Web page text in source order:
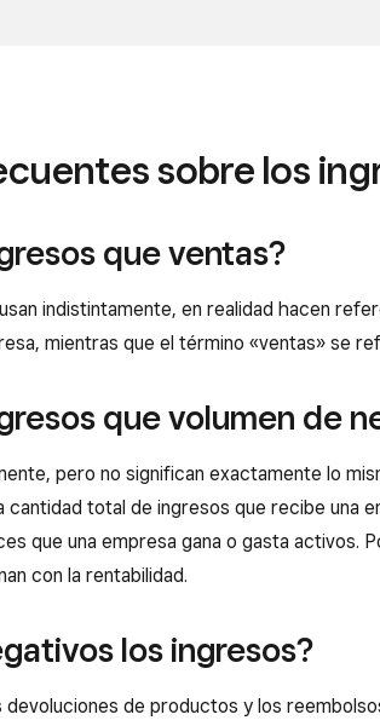
sobre los
que ventas?
indistintamente, en realidad hacen
mientras que el término «ventas» se
que volumen de
pero no significan exactamente lo
cantidad total de ingresos que recibe una
que una empresa gana o gasta activos.
con la rentabilidad.
los ingresos?
devoluciones de productos y los